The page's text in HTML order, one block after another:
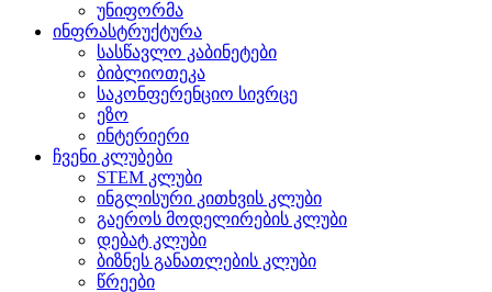
უნიფორმა
ინფრასტრუქტურა
სასწავლო კაბინეტები
ბიბლიოთეკა
საკონფერენციო სივრცე
ეზო
ინტერიერი
ჩვენი კლუბები
STEM კლუბი
ინგლისური კითხვის კლუბი
გაეროს მოდელირების კლუბი
დებატ კლუბი
ბიზნეს განათლების კლუბი
წრეები